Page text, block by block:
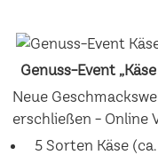
Genuss-Event
Neue
erschließen - Online
5 Sorten Käse (ca.